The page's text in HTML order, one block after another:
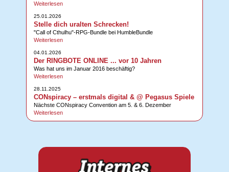
Weiterlesen
25.01.2026
Stelle dich uralten Schrecken!
"Call of Cthulhu"-RPG-Bundle bei HumbleBundle
Weiterlesen
04.01.2026
Der RINGBOTE ONLINE ... vor 10 Jahren
Was hat uns im Januar 2016 beschäftig?
Weiterlesen
28.11.2025
CONspiracy – erstmals digital & @ Pegasus Spiele
Nächste CONspiracy Convention am 5. & 6. Dezember
Weiterlesen